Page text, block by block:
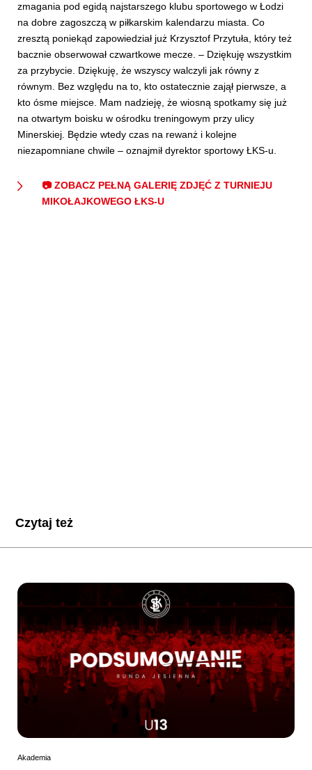
zmagania pod egidą najstarszego klubu sportowego w Łodzi
na dobre zagoszczą w piłkarskim kalendarzu miasta. Co
zresztą poniekąd zapowiedział już Krzysztof Przytuła, który też
bacznie obserwował czwartkowe mecze. – Dziękuję wszystkim
za przybycie. Dziękuję, że wszyscy walczyli jak równy z
równym. Bez względu na to, kto ostatecznie zajął pierwsze, a
kto ósme miejsce. Mam nadzieję, że wiosną spotkamy się już
na otwartym boisku w ośrodku treningowym przy ulicy
Minerskiej. Będzie wtedy czas na rewanż i kolejne
niezapomniane chwile – oznajmił dyrektor sportowy ŁKS-u.
📷 ZOBACZ PEŁNĄ GALERIĘ ZDJĘĆ Z TURNIEJU
MIKOŁAJKOWEGO ŁKS-U
Czytaj też
Akademia